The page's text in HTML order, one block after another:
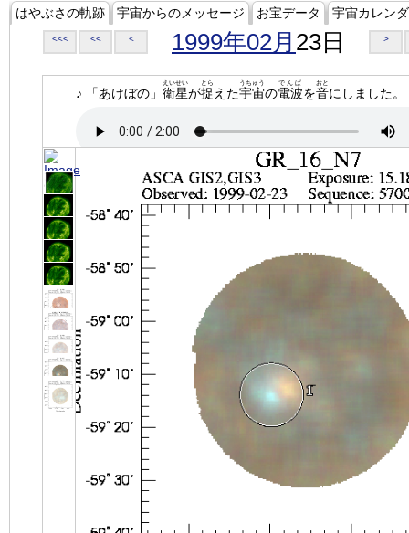
はやぶさの軌跡 宇宙からのメッセージ お宝データ 宇宙カレン
<<< << < 1999年02月 23日 >
♪ 「あけぼの」 衛星
えいせい
が捉
とら
えた宇宙
うちゅう
の電波
でんぱ
を音
おと
にしました。